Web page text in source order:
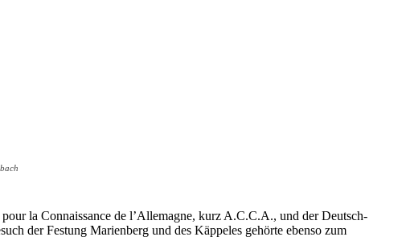
la Connaissance de l’Allemagne, kurz A.C.C.A., und der Deutsch-
der Festung Marienberg und des Käppeles gehörte ebenso zum